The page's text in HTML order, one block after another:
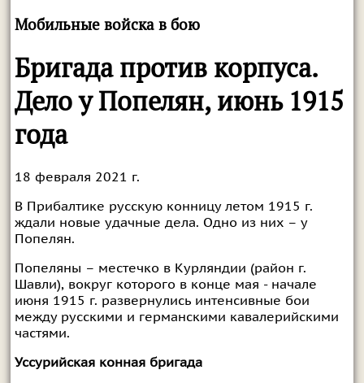
Мобильные войска в бою
Бригада против корпуса.
Дело у Попелян, июнь 1915
года
18 февраля 2021 г.
В Прибалтике русскую конницу летом 1915 г.
ждали новые удачные дела. Одно из них – у
Попелян.
Попеляны – местечко в Курляндии (район г.
Шавли), вокруг которого в конце мая - начале
июня 1915 г. развернулись интенсивные бои
между русскими и германскими кавалерийскими
частями.
Уссурийская конная бригада